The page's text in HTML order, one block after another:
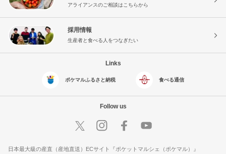
アライアンスのご相談はこちらから
採用情報
生産者と食べる人をつなぎたい
Links
ポケマルふるさと納税 食べる通信
Follow us
日本最大級の産直（産地直送）ECサイト『ポケットマルシェ（ポケマル）』